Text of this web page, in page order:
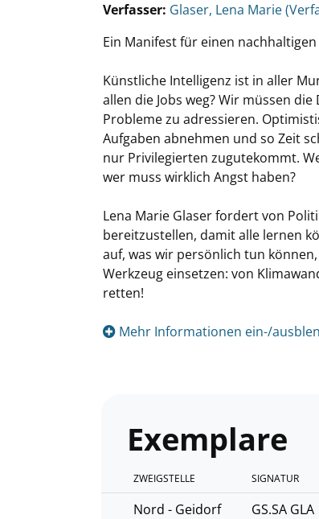
Verfasser: Suche nach diesem
Glaser, Lena Marie
Ein Manifest für einen
Künstliche Intelligenz ist in aller
allen die Jobs weg? Wir müssen
Probleme zu adressieren.
Aufgaben abnehmen und so Zeit
nur Privilegierten zugutekommt.
wer muss wirklich Angst haben?
Lena Marie Glaser fordert von
bereitzustellen, damit alle lernen
auf, was wir persönlich tun
Werkzeug einsetzen: von
retten!
Mehr Informationen ein-/
Exemplare
ZWEIGSTELLE SIGNATUR
Nord - Geidorf GS.SA GLA